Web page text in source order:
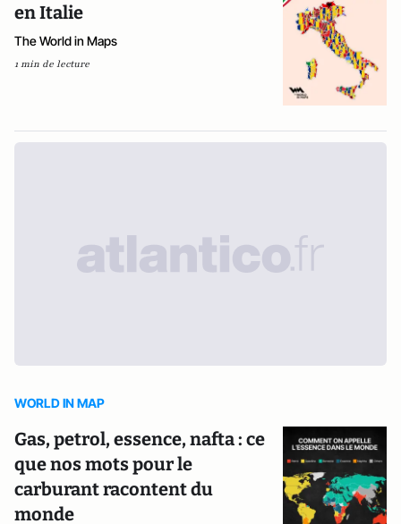
en Italie
The World in Maps
1 min de lecture
WORLD IN MAP
Gas, petrol, essence, nafta : ce
que nos mots pour le
carburant racontent du
monde